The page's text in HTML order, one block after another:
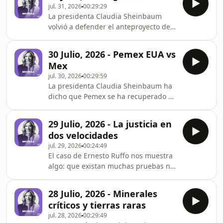
populismo, de las redes sociales, de
la vigilancia digital, del feminismo de
nuestros días? Yuriria Sierra,
periodista, nos presenta su nuevo
libro "Charlas imposibles (y urgentes)
en el siglo XXI”.
jul. 31, 202600:29:29
La presidenta Claudia Sheinbaum
volvió a defender el anteproyecto de
consulta pública esta semana. El tema
vuelve a ponerse en el centro de la
discusión. Vuelve a plantearnos la
pregunta de quién decide qué
información es veraz y qué pasa
cuando esa decisión, así sea como
última instancia, queda en manos de
una autoridad que depe
30 Julio, 2026 - Pemex EUA vs
Mex
jul. 30, 202600:29:59
La presidenta Claudia Sheinbaum ha
dicho que Pemex se ha recuperado y
embargo, las cifras dadas a conocer
esta semana muestra otra historia.
Pemex parece ser mucho más
eficiente refinando petróleo en
Estados Unidos que refinándolo en
México. Rosanety Barrios, analista
independiente del sector energético,
29 Julio, 2026 - La justicia en
dos velocidades
jul. 29, 202600:24:49
El caso de Ernesto Ruffo nos muestra
algo: que existan muchas pruebas no
imparcialmente. Demuestra que
existe una investigación. Pero, el uso
faccioso de la justicia puede ocurrir
28 Julio, 2026 - Minerales
críticos y tierras raras
jul. 28, 202600:29:49